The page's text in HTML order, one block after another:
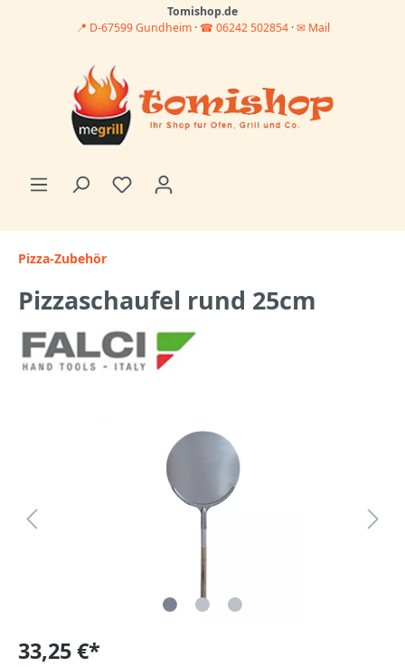
Tomishop.de
📍 D-67599 Gundheim · ☎ 06242 502854·✉ Mail
Pizza-Zubehör
Pizzaschaufel rund 25cm
33,25 €*